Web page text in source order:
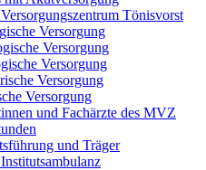
Tönisvorst
Versorgung
Versorgung
Versorgung
Versorgung
Versorgung
und Fachärzte des MVZ
und Träger